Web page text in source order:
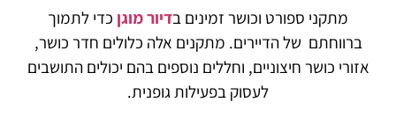
מתקני ספורט וכושר זמינים בדיור מוגן כדי לתמוך
ברווחתם של הדיירים. מתקנים אלה כלולים חדר כושר,
אזורי כושר חיצוניים, וחללים נוספים בהם יכולים התושבים
לעסוק בפעילות גופנית.